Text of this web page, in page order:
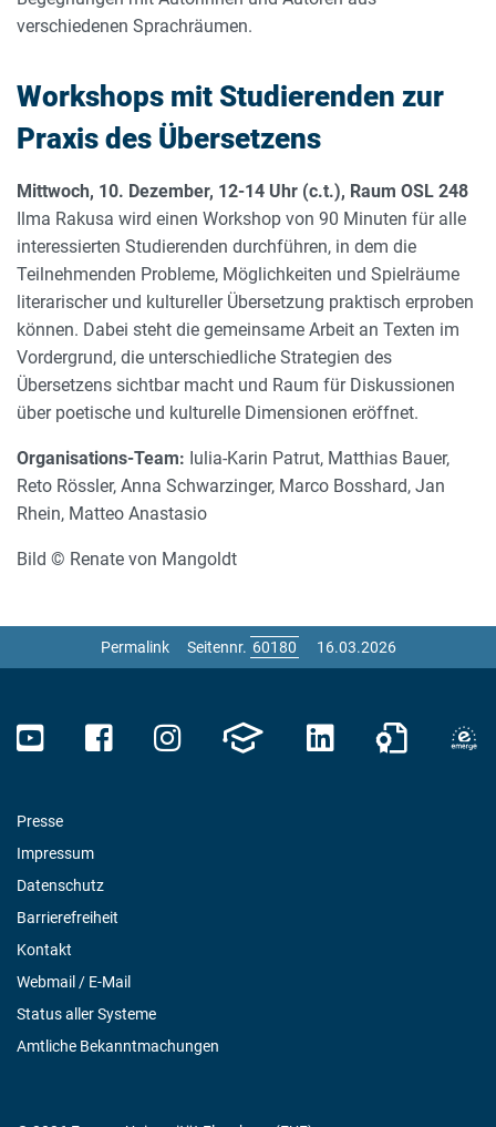
verschiedenen Sprachräumen.
Workshops mit Studierenden zur
Praxis des Übersetzens
Mittwoch, 10. Dezember, 12-14 Uhr (c.t.), Raum OSL 248
Ilma Rakusa wird einen Workshop von 90 Minuten für alle
interessierten Studierenden durchführen, in dem die
Teilnehmenden Probleme, Möglichkeiten und Spielräume
literarischer und kultureller Übersetzung praktisch erproben
können. Dabei steht die gemeinsame Arbeit an Texten im
Vordergrund, die unterschiedliche Strategien des
Übersetzens sichtbar macht und Raum für Diskussionen
über poetische und kulturelle Dimensionen eröffnet.
Organisations-Team: Iulia-Karin Patrut, Matthias Bauer,
Reto Rössler, Anna Schwarzinger, Marco Bosshard, Jan
Rhein, Matteo Anastasio
Bild © Renate von Mangoldt
Permalink Seitennr. 16.03.2026
Presse
Impressum
Datenschutz
Barrierefreiheit
Kontakt
Webmail / E-Mail
Status aller Systeme
Amtliche Bekanntmachungen